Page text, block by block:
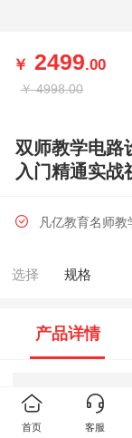
￥ 2499.00
￥ 4998.00
双师教学电路
入门精通实战
凡亿教育名师教
选择 规格
产品详情
首页 客服